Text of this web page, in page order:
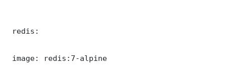
redis:
image: redis:7-alpine